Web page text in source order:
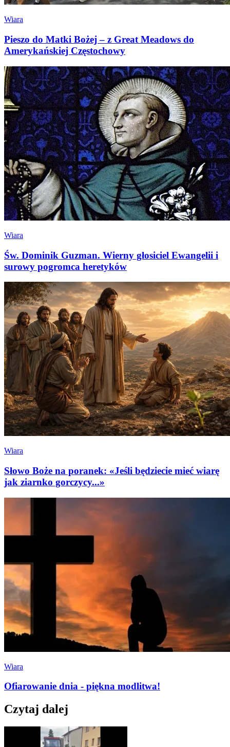
Wiara
Pieszo do Matki Bożej – z Great Meadows do
Amerykańskiej Częstochowy
Wiara
Św. Dominik Guzman. Wierny głosiciel Ewangelii i
surowy pogromca heretyków
Wiara
Słowo Boże na poranek: «Jeśli będziecie mieć wiarę
jak ziarnko gorczycy...»
Wiara
Ofiarowanie dnia - piękna modlitwa!
Czytaj dalej